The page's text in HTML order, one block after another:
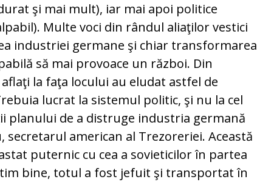
şi mai mult), iar mai apoi politice
Multe voci din rândul alia­ţilor vestici
industriei germane şi chiar transformarea
să mai provoace un război. Din
la faţa locului au eludat astfel de
lucrat la sistemul politic, şi nu la cel
planului de a distruge industria germană
american al Trezoreriei. Această
puternic cu cea a sovie­ticilor în partea
bine, totul a fost je­fuit şi trans­portat în